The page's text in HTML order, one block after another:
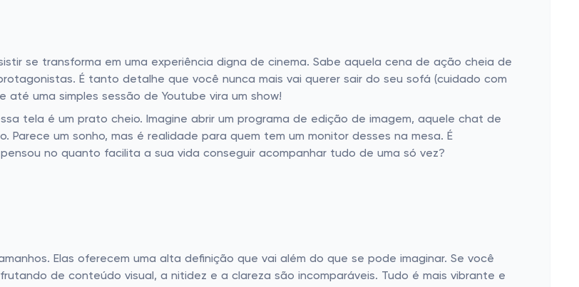
se transforma em uma experiência digna de cinema. Sabe aquela cena de ação cheia de
É tanto detalhe que você nunca mais vai querer sair do seu sofá (cuidado com
uma simples sessão de Youtube vira um show!
tela é um prato cheio. Imagine abrir um programa de edição de imagem, aquele chat de
um sonho, mas é realidade para quem tem um monitor desses na mesa. É
no quanto facilita a sua vida conseguir acompanhar tudo de uma só vez?
Elas oferecem uma alta definição que vai além do que se pode imaginar. Se você
de conteúdo visual, a nitidez e a clareza são incomparáveis. Tudo é mais vibrante e